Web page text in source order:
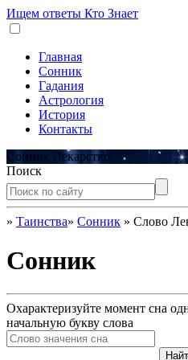
Ищем ответы Кто Знает
Главная
Сонник
Гадания
Астрология
История
Контакты
Сонник Лекарство
Поиск
» Таинства» Сонник » Слово
Сонник
Охарактеризуйте момент сна
начальную букву слова